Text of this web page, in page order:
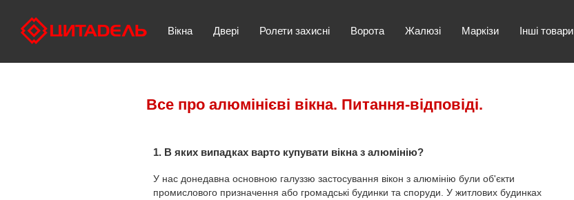
Вікна Двері Ролети захисні Ворота Жалюзі Маркізи Інші товари
Все про алюмінієві вікна. Питання-відповіді.
1. В яких випадках варто купувати вікна з алюмінію?
У нас донедавна основною галуззю застосування вікон з алюмінію були об'єкти
промислового призначення або громадські будинки та споруди. У житлових будинках